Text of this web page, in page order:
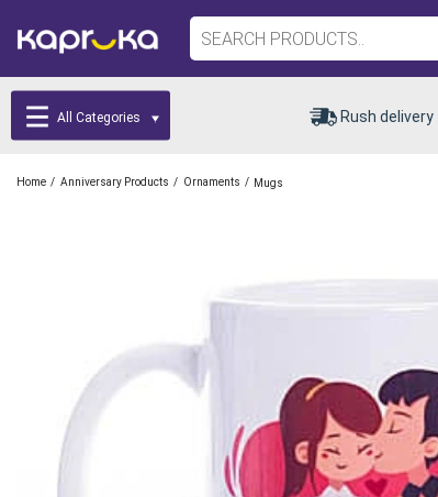
All Categories Rush delivery
Home / Anniversary Products / Ornaments / Mugs